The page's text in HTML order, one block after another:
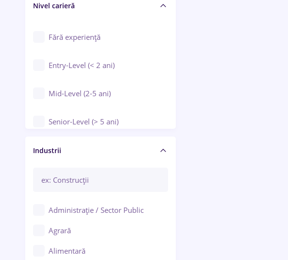
Educație / Training / Arte
Nivel carieră
Fără experiență
Entry-Level (< 2 ani)
Mid-Level (2-5 ani)
Senior-Level (> 5 ani)
Manager / Executiv
Industrii
Administrație / Sector Public
Agrară
Alimentară